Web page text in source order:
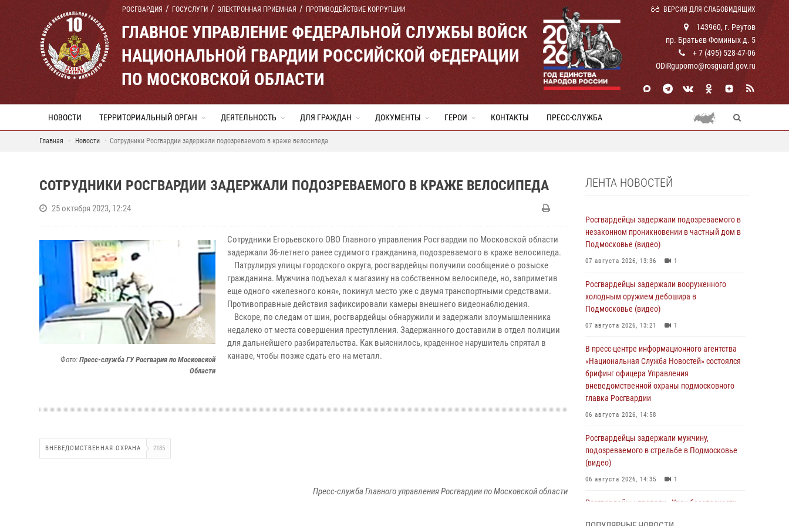
РОСГВАРДИЯ ГОСУСЛУГИ ЭЛЕКТРОННАЯ ПРИЕМНАЯ ПРОТИВОДЕЙСТВИЕ КОРРУПЦИИ ВЕРСИЯ ДЛЯ СЛАБОВИДЯЩИХ
ГЛАВНОЕ УПРАВЛЕНИЕ ФЕДЕРАЛЬНОЙ СЛУЖБЫ ВОЙСК
НАЦИОНАЛЬНОЙ ГВАРДИИ РОССИЙСКОЙ ФЕДЕРАЦИИ
ПО МОСКОВСКОЙ ОБЛАСТИ
143960, г. Реутов
пр. Братьев Фоминых д. 5
+ 7 (495) 528-47-06
ODiRgupomo@rosguard.gov.ru
НОВОСТИ ТЕРРИТОРИАЛЬНЫЙ ОРГАН ДЕЯТЕЛЬНОСТЬ ДЛЯ ГРАЖДАН ДОКУМЕНТЫ ГЕРОИ КОНТАКТЫ ПРЕСС-СЛУЖБА
Главная Новости Сотрудники Росгвардии задержали подозреваемого в краже велосипеда
СОТРУДНИКИ РОСГВАРДИИ ЗАДЕРЖАЛИ ПОДОЗРЕВАЕМОГО В КРАЖЕ ВЕЛОСИПЕДА
25 октября 2023, 12:24
Фото: Пресс-служба ГУ Росгвария по Московской
Области
Сотрудники Егорьевского ОВО Главного управления Росгвардии по Московской области
задержали 36-летнего ранее судимого гражданина, подозреваемого в краже велосипеда.
Патрулируя улицы городского округа, росгвардейцы получили сообщение о розыске
гражданина. Мужчина подъехал к магазину на собственном велосипеде, но, заприметив
еще одного «железного коня», покинул место уже с двумя транспортными средствами.
Противоправные действия зафиксировали камеры внешнего видеонаблюдения.
Вскоре, по следам от шин, росгвардейцы обнаружили и задержали злоумышленника
недалеко от места совершения преступления. Задержанного доставили в отдел полиции
для дальнейшего разбирательства. Как выяснилось, краденное нарушитель спрятал в
канаве, чтобы позже сдать его на металл.
ВНЕВЕДОМСТВЕННАЯ ОХРАНА 2185
Пресс-служба Главного управления Росгвардии по Московской области
ЛЕНТА НОВОСТЕЙ
Росгвардейцы задержали подозреваемого в
незаконном проникновении в частный дом в
Подмосковье (видео)
07 августа 2026, 13:36 1
Росгвардейцы задержали вооруженного
холодным оружием дебошира в
Подмосковье (видео)
07 августа 2026, 13:21 1
В пресс-центре информационного агентства
«Национальная Служба Новостей» состоялся
брифинг офицера Управления
вневедомственной охраны подмосковного
главка Росгвардии
06 августа 2026, 14:58
Росгвардейцы задержали мужчину,
подозреваемого в стрельбе в Подмосковье
(видео)
06 августа 2026, 14:35 1
Росгвардейцы провели «Урок безопасности»